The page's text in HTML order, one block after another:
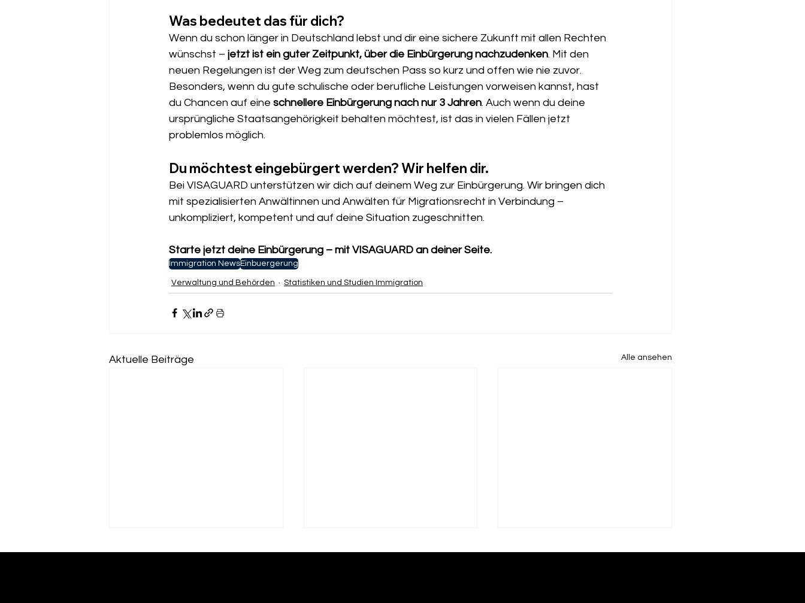
Was bedeutet das für dich?
Wenn du schon länger in Deutschland lebst und dir eine sichere Zukunft mit allen Rechten
wünschst – jetzt ist ein guter Zeitpunkt, über die Einbürgerung nachzudenken. Mit den
neuen Regelungen ist der Weg zum deutschen Pass so kurz und offen wie nie zuvor.
Besonders, wenn du gute schulische oder berufliche Leistungen vorweisen kannst, hast
du Chancen auf eine schnellere Einbürgerung nach nur 3 Jahren. Auch wenn du deine
ursprüngliche Staatsangehörigkeit behalten möchtest, ist das in vielen Fällen jetzt
problemlos möglich.
Du möchtest eingebürgert werden? Wir helfen dir.
Bei VISAGUARD unterstützen wir dich auf deinem Weg zur Einbürgerung. Wir bringen dich
mit spezialisierten Anwältinnen und Anwälten für Migrationsrecht in Verbindung –
unkompliziert, kompetent und auf deine Situation zugeschnitten.
Starte jetzt deine Einbürgerung – mit VISAGUARD an deiner Seite.
Immigration NewsEinbuergerung
Verwaltung und Behörden Statistiken und Studien Immigration
Aktuelle Beiträge Alle ansehen